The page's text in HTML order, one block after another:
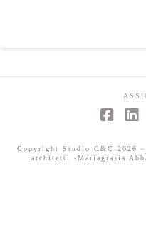
Copyright Studio C&C 2026 -
architetti -Mariagrazia